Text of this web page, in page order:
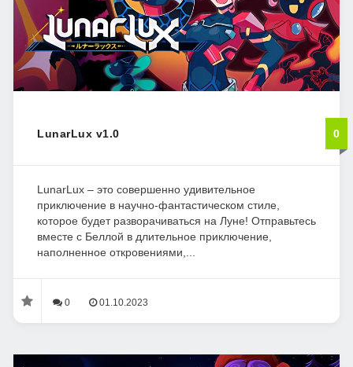
LunarLux v1.0 0
LunarLux – это совершенно удивительное
приключение в научно-фантастическом стиле,
которое будет разворачиваться на Луне! Отправьтесь
вместе с Беллой в длительное приключение,
наполненное откровениями,...
0 01.10.2023